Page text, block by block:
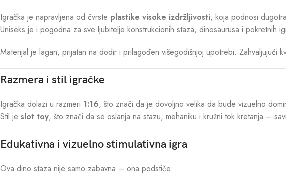
Igračka je napravljena od čvrste plastike visoke izdržljivosti, koja podnosi
Uniseks je i pogodna za sve ljubitelje konstrukcionih staza, dinosaurusa i pokretnih
Materijal je lagan, prijatan na dodir i prilagođen višegodišnjoj upotrebi. Zahvaljujući
Razmera i stil igračke
Igračka dolazi u razmeri 1:16, što znači da je dovoljno velika da bude vizuelno
Stil je slot toy, što znači da se oslanja na stazu, mehaniku i kružni tok kretanja –
Edukativna i vizuelno stimulativna igra
Ova dino staza nije samo zabavna – ona podstiče: